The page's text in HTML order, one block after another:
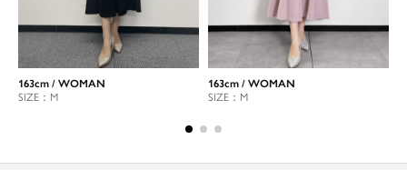
163cm / WOMAN
SIZE：M
163cm / WOMAN
SIZE：M